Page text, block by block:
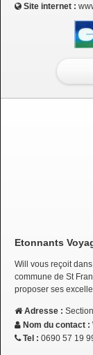
Site internet :
Etonnants
Will vous reçoit
commune de St
proposer ses
Adresse :
Nom du contact :
Tel : 0690 57 19